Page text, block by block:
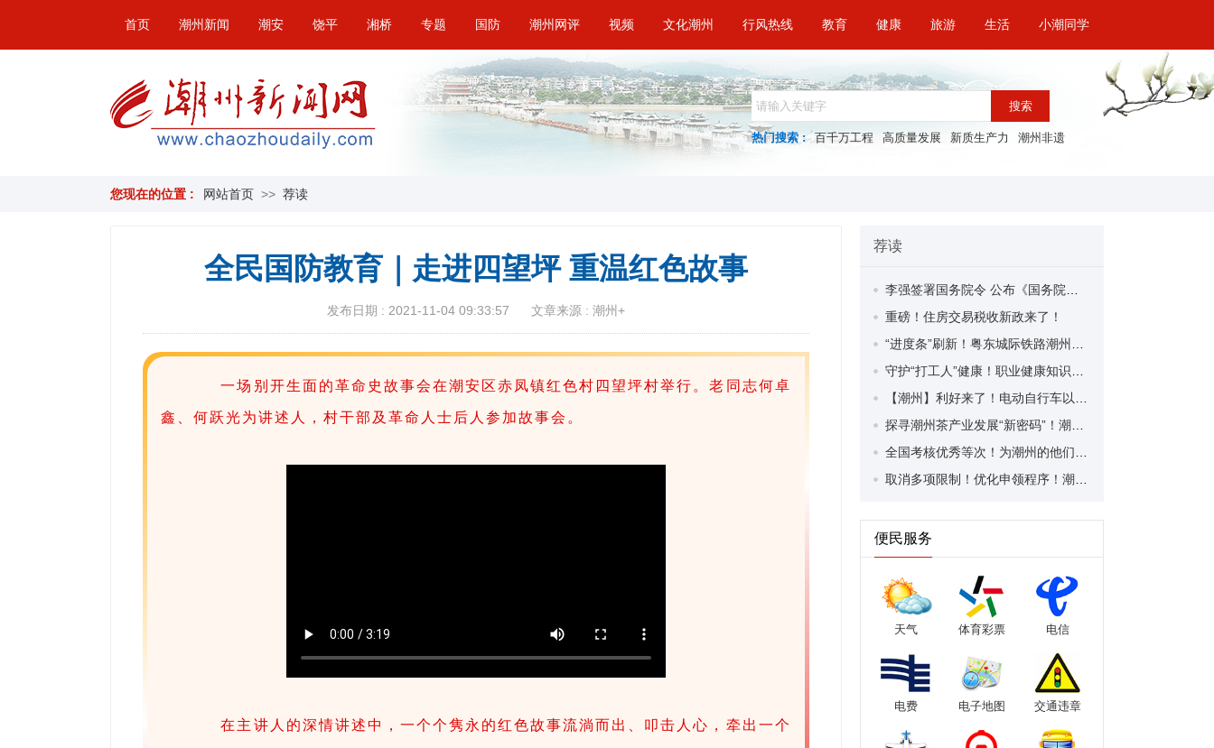
首页 潮州新闻 潮安 饶平 湘桥 专题 国防 潮州网评 视频 文化潮州 行风热线 教育 健康 旅游 生活 小潮同学
搜索
热门搜索 : 百千万工程 高质量发展 新质生产力 潮州非遗
您现在的位置 : 网站首页 >> 荐读
全民国防教育｜走进四望坪 重温红色故事
发布日期 : 2021-11-04 09:33:57 文章来源 : 潮州+
一场别开生面的革命史故事会在潮安区赤凤镇红色村四望坪村举行。老同志何卓
鑫、何跃光为讲述人，村干部及革命人士后人参加故事会。
在主讲人的深情讲述中，一个个隽永的红色故事流淌而出、叩击人心，牵出一个
荐读
重磅！住房交易税收新政来了！
便民服务
天气 体育彩票 电信
电费 电子地图 交通违章